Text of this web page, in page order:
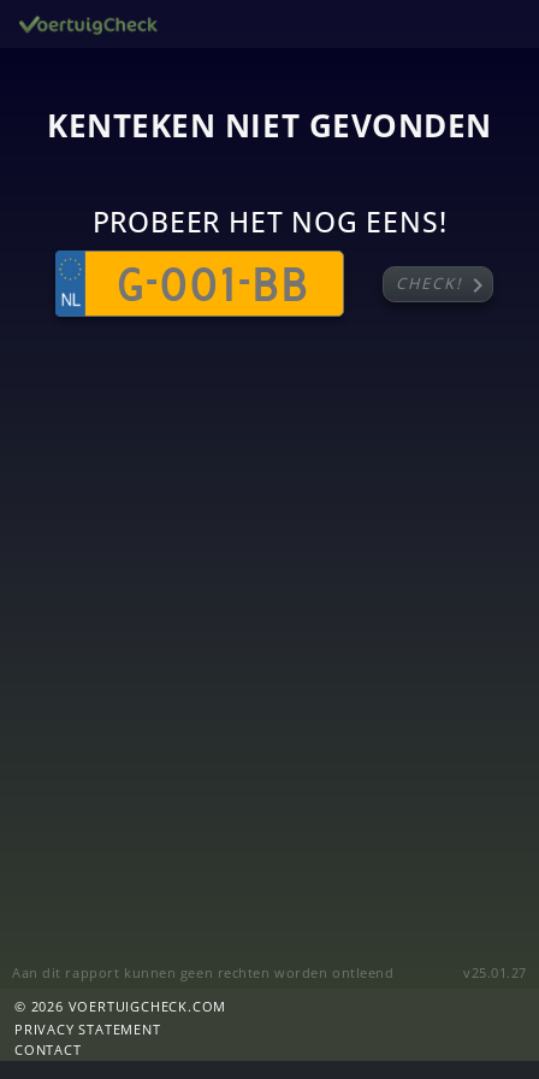
KENTEKEN NIET GEVONDEN
PROBEER HET NOG EENS!
CHECK! chevron_right
Aan dit rapport kunnen geen rechten worden ontleend
v25.01.27
© 2026 VOERTUIGCHECK.COM
PRIVACY STATEMENT
CONTACT